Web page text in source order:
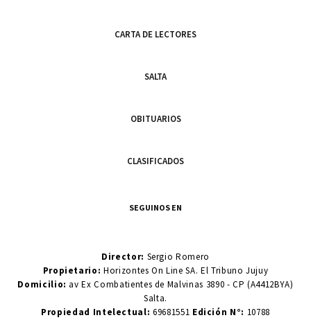
CARTA DE LECTORES
SALTA
OBITUARIOS
CLASIFICADOS
SEGUINOS EN
Director: Sergio Romero
Propietario:Horizontes On Line SA. El Tribuno Jujuy
Domicilio: av Ex Combatientes de Malvinas 3890 - CP (A4412BYA)
Salta.
Propiedad Intelectual: 69681551 Edición N°: 10788